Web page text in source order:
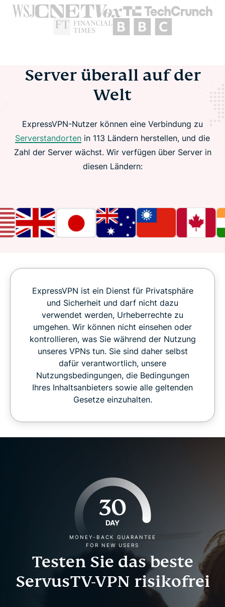
Server überall auf der
Welt
ExpressVPN-Nutzer können eine Verbindung zu
Serverstandorten in 113 Ländern herstellen, und die
Zahl der Server wächst. Wir verfügen über Server in
diesen Ländern:
ExpressVPN ist ein Dienst für Privatsphäre
und Sicherheit und darf nicht dazu
verwendet werden, Urheberrechte zu
umgehen. Wir können nicht einsehen oder
kontrollieren, was Sie während der Nutzung
unseres VPNs tun. Sie sind daher selbst
dafür verantwortlich, unsere
Nutzungsbedingungen, die Bedingungen
Ihres Inhaltsanbieters sowie alle geltenden
Gesetze einzuhalten.
30
DAY
MONEY-BACK GUARANTEE
FOR NEW USERS
Testen Sie das beste
ServusTV-VPN risikofrei